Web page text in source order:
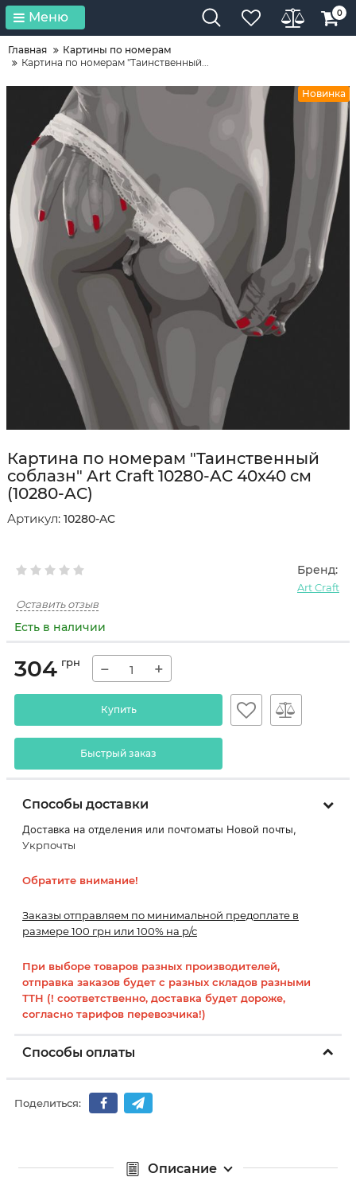
Меню 0
Главная
Картины по номерам
Картина по номерам "Таинственный...
Новинка
Картина по номерам "Таинственный
соблазн" Art Craft 10280-AC 40х40 см
(10280-AC)
Артикул: 10280-AC
Бренд:
Art Craft
Оставить отзыв
Есть в наличии
304 грн − +
Купить
Быстрый заказ
Способы доставки
Доставка на отделения или почтоматы Новой почты,
Укрпочты
Обратите внимание!
Заказы отправляем по минимальной предоплате в
размере 100 грн или 100% на р/с
При выборе товаров разных производителей,
отправка заказов будет с разных складов разными
ТТН (! соответственно, доставка будет дороже,
согласно тарифов перевозчика!)
Способы оплаты
Поделиться:
Описание